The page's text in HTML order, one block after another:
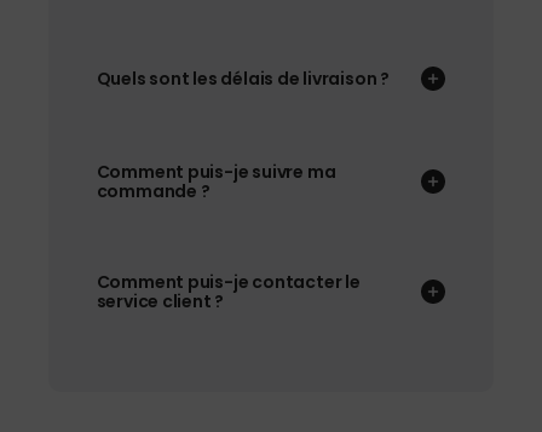
Quels sont les délais de livraison ?
Comment puis-je suivre ma
commande ?
Comment puis-je contacter le
service client ?